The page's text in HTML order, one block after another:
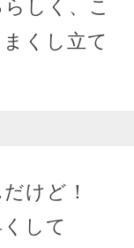
しく、こ
くし立て
だけど！
して